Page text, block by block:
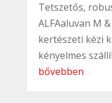
Tetszetős,
ALFAaluvan M
kertészeti kézi
kényelmes
bővebben